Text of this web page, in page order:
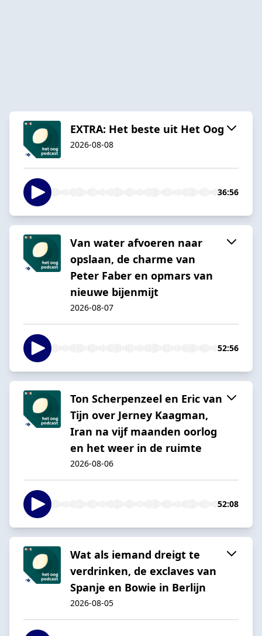
EXTRA: Het beste uit Het Oog
2026-08-08
36:56
Van water afvoeren naar
opslaan, de charme van
Peter Faber en opmars van
nieuwe bijenmijt
2026-08-07
52:56
Ton Scherpenzeel en Eric van
Tijn over Jerney Kaagman,
Iran na vijf maanden oorlog
en het weer in de ruimte
2026-08-06
52:08
Wat als iemand dreigt te
verdrinken, de exclaves van
Spanje en Bowie in Berlijn
2026-08-05